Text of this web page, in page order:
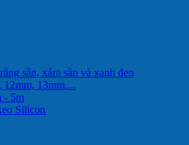
sần, xám sần và xanh đen
13mm,...
- 5m
Silicon